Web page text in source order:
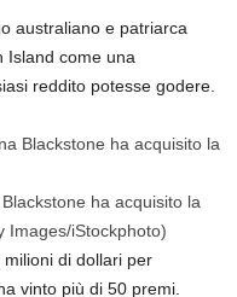
australiano e patriarca
Island come una
reddito potesse godere.
ha acquisito la
Images/iStockphoto)
di dollari per
vinto più di 50 premi.